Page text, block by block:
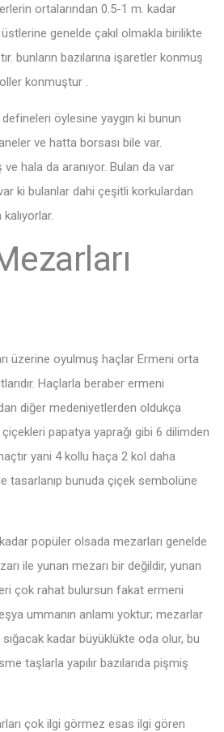
ortalarından 0.5-1 m. kadar
genelde çakıl olmakla birilikte
bunların bazılarına işaretler konmuş
konmuştur .
öylesine yaygın ki bunun
ve hatta borsası bile var.
ve hala da aranıyor. Bulan da var
ki bulanlar dahi çeşitli korkulardan
üzerine oyulmuş haçlar Ermeni orta
Haçlarla beraber ermeni
diğer medeniyetlerden oldukça
papatya yaprağı gibi 6 dilimden
yani 4 kollu haça 2 kol daha
tasarlanıp bunuda çiçek sembolüne
popüler olsada mezarları genelde
ile yunan mezarı bir değildir, yunan
çok rahat bulursun fakat ermeni
ummanın anlamı yoktur; mezarlar
kadar büyüklükte oda olur, bu
taşlarla yapılır bazılarıda pişmiş
çok ilgi görmez esas ilgi gören